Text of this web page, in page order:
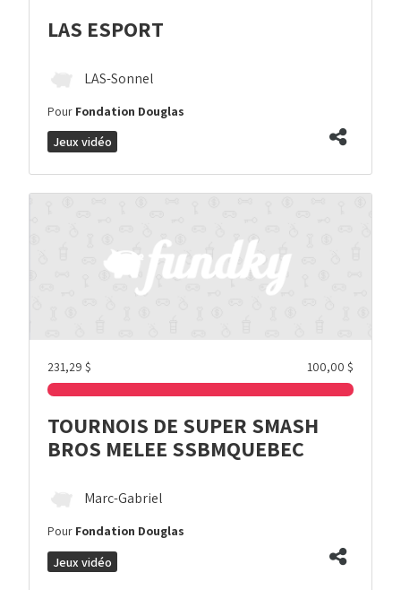
LAS ESPORT
LAS-Sonnel
Pour Fondation Douglas
Jeux vidéo
231,29 $ 100,00 $
TOURNOIS DE SUPER SMASH
BROS MELEE SSBMQUEBEC
Marc-Gabriel
Pour Fondation Douglas
Jeux vidéo